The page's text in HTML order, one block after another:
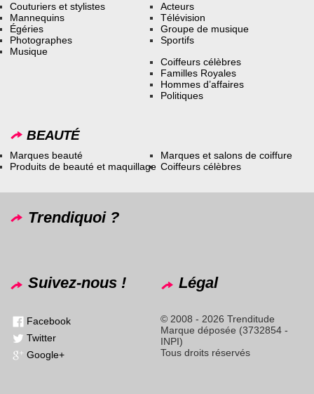
Couturiers et stylistes
Mannequins
Égéries
Photographes
Musique
Acteurs
Télévision
Groupe de musique
Sportifs
Coiffeurs célèbres
Familles Royales
Hommes d’affaires
Politiques
BEAUTÉ
Marques beauté
Produits de beauté et maquillage
Marques et salons de coiffure
Coiffeurs célèbres
Trendiquoi ?
Suivez-nous !
Facebook
Twitter
Google+
Légal
© 2008 - 2026 Trenditude
Marque déposée (3732854 -
INPI)
Tous droits réservés